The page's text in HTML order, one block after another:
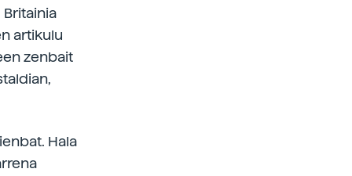
artikulu
zenbait
Hala